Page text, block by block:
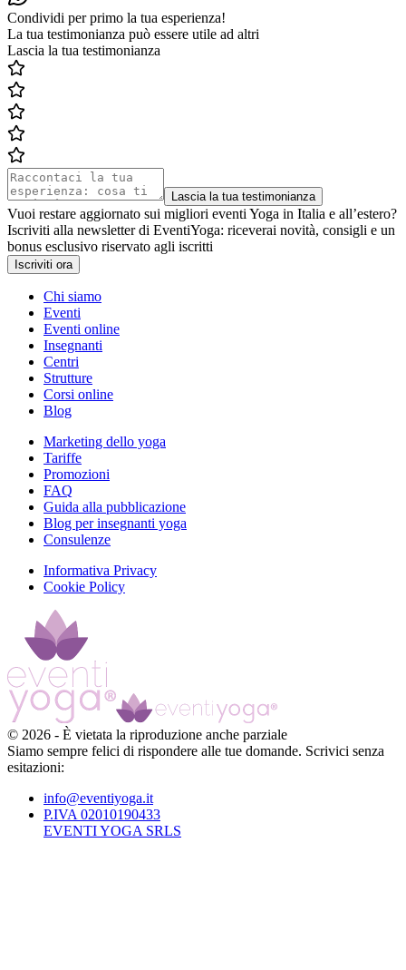
Condividi per primo la tua esperienza!
La tua testimonianza può essere utile ad altri
Lascia la tua testimonianza
Lascia la tua testimonianza
Vuoi restare aggiornato sui migliori eventi Yoga in Italia e all’estero?
Iscriviti alla newsletter di EventiYoga: riceverai novità, consigli e un
bonus esclusivo riservato agli iscritti
Iscriviti ora
Chi siamo
Eventi
Eventi online
Insegnanti
Centri
Strutture
Corsi online
Blog
Marketing dello yoga
Tariffe
Promozioni
FAQ
Guida alla pubblicazione
Blog per insegnanti yoga
Consulenze
Informativa Privacy
Cookie Policy
© 2026 - È vietata la riproduzione anche parziale
Siamo sempre felici di rispondere alle tue domande. Scrivici senza
esitazioni:
info@eventiyoga.it
P.IVA 02010190433
EVENTI YOGA SRLS